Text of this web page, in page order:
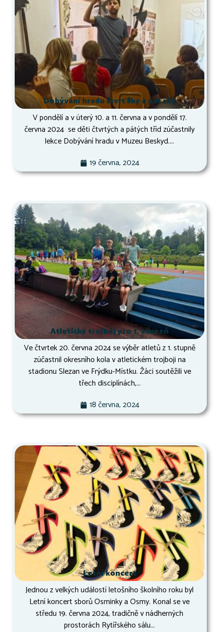
Dobývání hradu čtvrťáky a páťáky
V pondělí a v úterý 10. a 11. června a v pondělí 17.
června 2024 se děti čtvrtých a pátých tříd zúčastnily
lekce Dobývání hradu v Muzeu Beskyd....
19 června, 2024
Atletický trojboj pro 1. stupeň
Ve čtvrtek 20. června 2024 se výběr atletů z 1. stupně
zúčastnil okresního kola v atletickém trojboji na
stadionu Slezan ve Frýdku-Místku. Žáci soutěžili ve
třech disciplínách,...
18 června, 2024
Letní koncert
Jednou z velkých událostí letošního školního roku byl
Letní koncert sborů Osminky a Osmy. Konal se ve
středu 19. června 2024, tradičně v nádherných
prostorách Rytířského sálu...